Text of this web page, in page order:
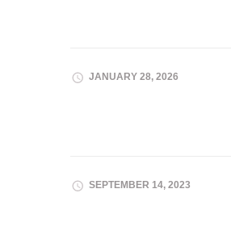
JANUARY 28, 2026
SEPTEMBER 14, 2023